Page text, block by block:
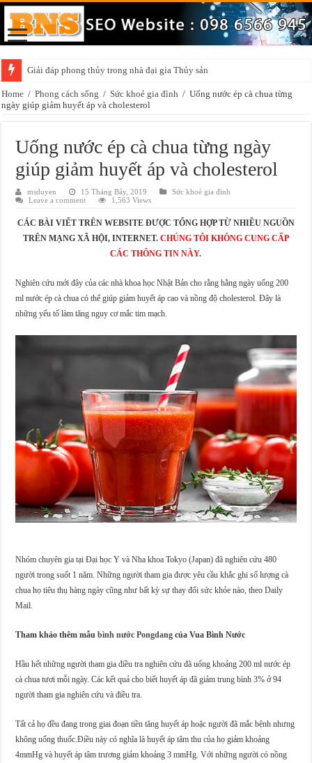
Giải đáp phong thủy trong nhà đại gia Thủy sản
Home / Phong cách sống / Sức khoẻ gia đình / Uống nước ép cà chua từng
ngày giúp giảm huyết áp và cholesterol
Uống nước ép cà chua từng ngày
giúp giảm huyết áp và cholesterol
msduyen 15 Tháng Bảy, 2019
Sức khoẻ gia đình
Leave a comment
1,563 Views
CÁC BÀI VIẾT TRÊN WEBSITE ĐƯỢC TỔNG HỢP TỪ NHIỀU NGUỒN
TRÊN MẠNG XÃ HỘI, INTERNET. CHÚNG TÔI KHÔNG CUNG CẤP
CÁC THÔNG TIN NÀY.
Nghiên cứu mới đây của các nhà khoa học Nhật Bản cho rằng hằng ngày uống 200
ml nước ép cà chua có thể giúp giảm huyết áp cao và nồng độ cholesterol. Đây là
những yếu tố làm tăng nguy cơ mắc tim mạch.
Nhóm chuyên gia tại Đại học Y và Nha khoa Tokyo (Japan) đã nghiên cứu 480
người trong suốt 1 năm. Những người tham gia được yêu cầu khắc ghi số lượng cà
chua họ tiêu thụ hàng ngày cũng như bất kỳ sự thay đổi sức khỏe nào, theo Daily
Mail.
Tham khảo thêm mẫubình nước Pongdang của Vua Bình Nước
Hầu hết những người tham gia điều tra nghiên cứu đã uống khoảng 200 ml nước ép
cà chua tươi mỗi ngày. Các kết quả cho biết huyết áp đã giảm trung bình 3% ở 94
người tham gia nghiên cứu và điều tra.
Tất cả họ đều đang trong giai đoạn tiền tăng huyết áp hoặc người đã mắc bệnh nhưng
không uống thuốc.Điều này có nghĩa là huyết áp tâm thu của họ giảm khoảng
4mmHg và huyết áp tâm trương giảm khoảng 3 mmHg. Với những người có nồng